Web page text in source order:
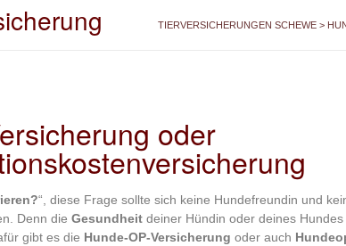
TIERVERSICHERUNGEN SCHEWE >
oder
“, diese Frage sollte sich keine Hundefreundin und
Denn die Gesundheit deiner Hündin oder deines
gibt es die Hunde-OP-Versicherung oder auch